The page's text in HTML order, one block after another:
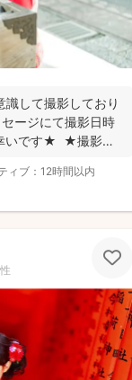
して撮影しており
ージにて撮影日時
いです★ ★撮影に
ィブ： 12時間以内